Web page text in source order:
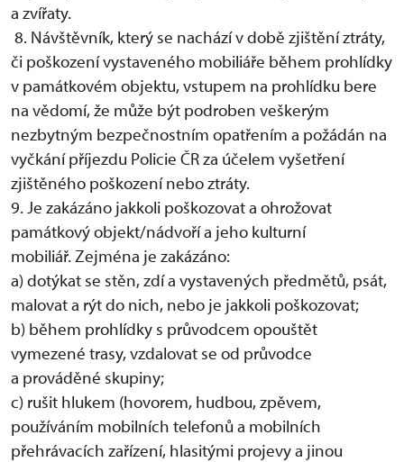
a zvířaty.
8. Návštěvník, který se nachází v době zjištění ztráty,
či poškození vystaveného mobiliáře během prohlídky
v památkovém objektu, vstupem na prohlídku bere
na vědomí, že může být podroben veškerým
nezbytným bezpečnostním opatřením a požádán na
vyčkání příjezdu Policie ČR za účelem vyšetření
zjištěného poškození nebo ztráty.
9. Je zakázáno jakkoli poškozovat a ohrožovat
památkový objekt/nádvoří a jeho kulturní
mobiliář. Zejména je zakázáno:
a) dotýkat se stěn, zdí a vystavených předmětů, psát,
malovat a rýt do nich, nebo je jakkoli poškozovat;
b) během prohlídky s průvodcem opouštět
vymezené trasy, vzdalovat se od průvodce
a prováděné skupiny;
c) rušit hlukem (hovorem, hudbou, zpěvem,
používáním mobilních telefonů a mobilních
přehrávacích zařízení, hlasitými projevy a jinou